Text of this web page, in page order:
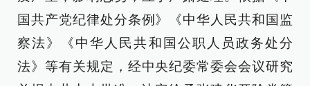
国共产党纪律处分条例》《中华人民共和国监
察法》《中华人民共和国公职人员政务处分
法》等有关规定，经中央纪委常委会会议研究